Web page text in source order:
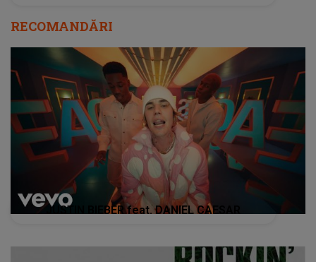
RECOMANDĂRI
JUSTIN BIEBER feat. DANIEL CAESAR